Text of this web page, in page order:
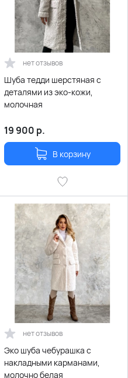
нет отзывов
Шуба тедди шерстяная с
деталями из эко-кожи,
молочная
19 900 р.
В корзину
нет отзывов
Эко шуба чебурашка с
накладными карманами,
молочно белая